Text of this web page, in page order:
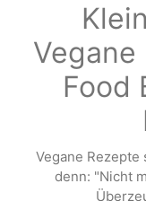
Vegane
Food
Vegane Rezepte
denn: "Nicht